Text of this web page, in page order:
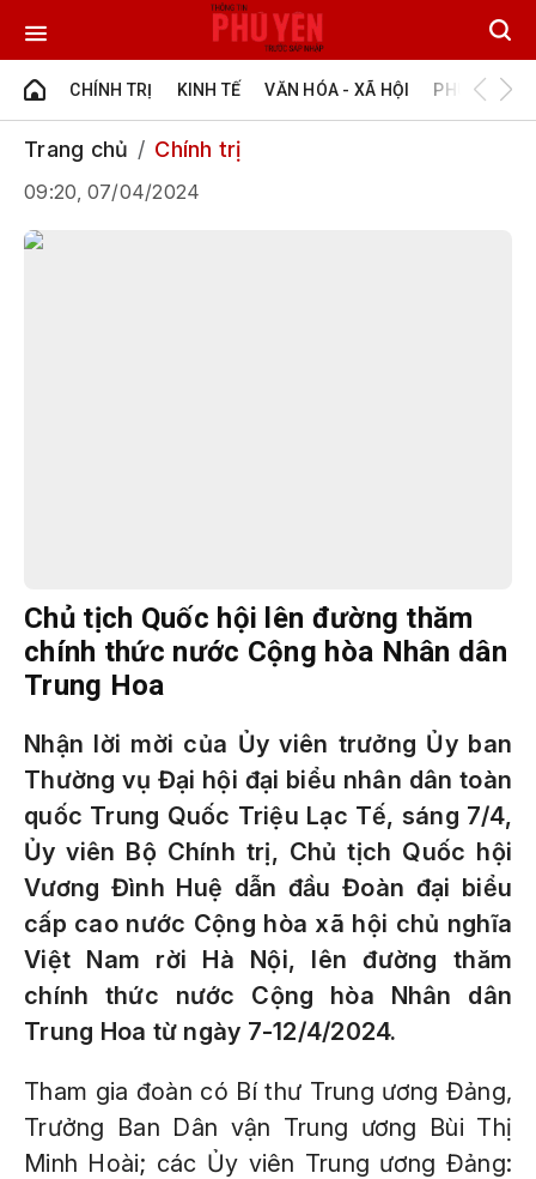
CHÍNH TRỊ KINH TẾ VĂN HÓA - XÃ HỘI PHÚ YÊN -
Trang chủ Chính trị
09:20, 07/04/2024
Chủ tịch Quốc hội lên đường thăm
chính thức nước Cộng hòa Nhân dân
Trung Hoa
Nhận lời mời của Ủy viên trưởng Ủy ban
Thường vụ Đại hội đại biểu nhân dân toàn
quốc Trung Quốc Triệu Lạc Tế, sáng 7/4,
Ủy viên Bộ Chính trị, Chủ tịch Quốc hội
Vương Đình Huệ dẫn đầu Đoàn đại biểu
cấp cao nước Cộng hòa xã hội chủ nghĩa
Việt Nam rời Hà Nội, lên đường thăm
chính thức nước Cộng hòa Nhân dân
Trung Hoa từ ngày 7-12/4/2024.
Tham gia đoàn có Bí thư Trung ương Đảng,
Trưởng Ban Dân vận Trung ương Bùi Thị
Minh Hoài; các Ủy viên Trung ương Đảng: